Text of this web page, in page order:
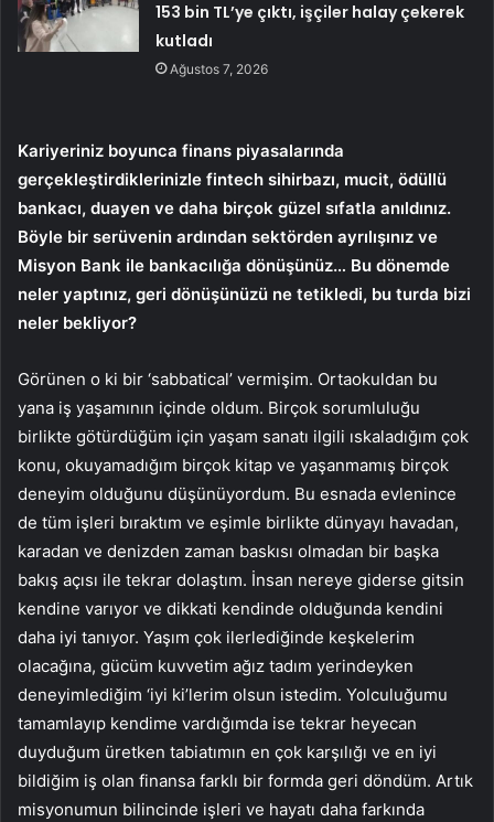
153 bin TL’ye çıktı, işçiler halay çekerek
kutladı
Ağustos 7, 2026
Kariyeriniz boyunca finans piyasalarında
gerçekleştirdiklerinizle fintech sihirbazı, mucit, ödüllü
bankacı, duayen ve daha birçok güzel sıfatla anıldınız.
Böyle bir serüvenin ardından sektörden ayrılışınız ve
Misyon Bank ile bankacılığa dönüşünüz… Bu dönemde
neler yaptınız, geri dönüşünüzü ne tetikledi, bu turda bizi
neler bekliyor?
Görünen o ki bir ‘sabbatical’ vermişim. Ortaokuldan bu
yana iş yaşamının içinde oldum. Birçok sorumluluğu
birlikte götürdüğüm için yaşam sanatı ilgili ıskaladığım çok
konu, okuyamadığım birçok kitap ve yaşanmamış birçok
deneyim olduğunu düşünüyordum. Bu esnada evlenince
de tüm işleri bıraktım ve eşimle birlikte dünyayı havadan,
karadan ve denizden zaman baskısı olmadan bir başka
bakış açısı ile tekrar dolaştım. İnsan nereye giderse gitsin
kendine varıyor ve dikkati kendinde olduğunda kendini
daha iyi tanıyor. Yaşım çok ilerlediğinde keşkelerim
olacağına, gücüm kuvvetim ağız tadım yerindeyken
deneyimlediğim ‘iyi ki’lerim olsun istedim. Yolculuğumu
tamamlayıp kendime vardığımda ise tekrar heyecan
duyduğum üretken tabiatımın en çok karşılığı ve en iyi
bildiğim iş olan finansa farklı bir formda geri döndüm. Artık
misyonumun bilincinde işleri ve hayatı daha farkında